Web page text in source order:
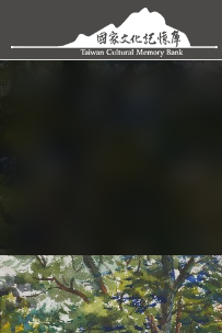
跳到主要內容區塊
:::